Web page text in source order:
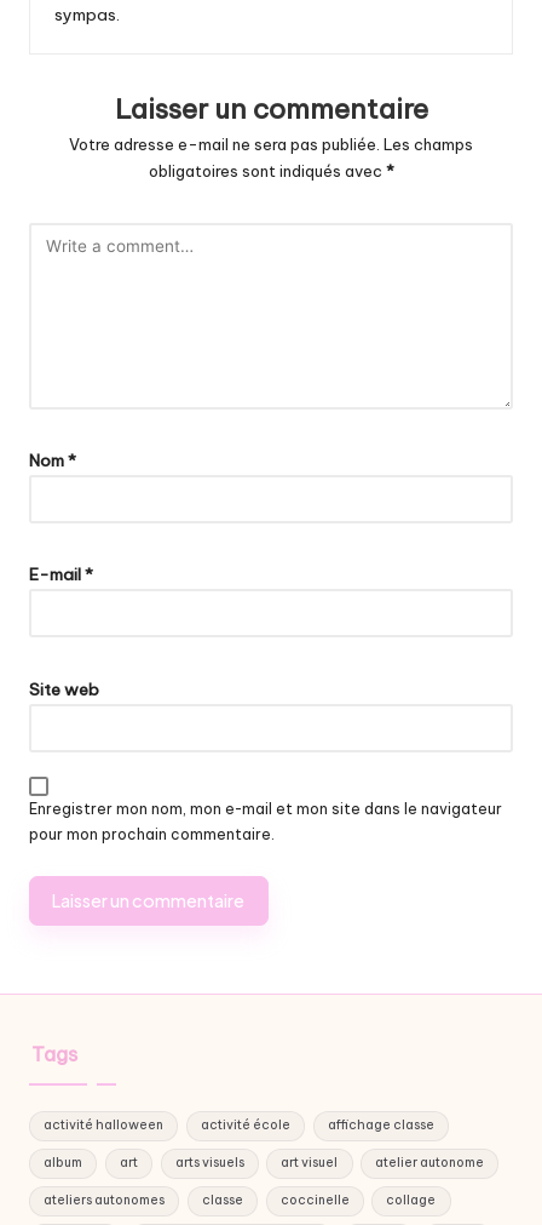
sympas.
Laisser un commentaire
Votre adresse e-mail ne sera pas publiée. Les champs
obligatoires sont indiqués avec *
Nom*
E-mail*
Site web
Enregistrer mon nom, mon e-mail et mon site dans le navigateur
pour mon prochain commentaire.
Tags
activité halloween activité école affichage classe
album art arts visuels art visuel atelier autonome
ateliers autonomes classe coccinelle collage